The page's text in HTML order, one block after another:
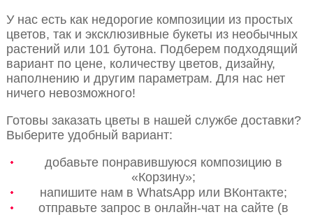
У нас есть как недорогие композиции из простых
цветов, так и эксклюзивные букеты из необычных
растений или 101 бутона. Подберем подходящий
вариант по цене, количеству цветов, дизайну,
наполнению и другим параметрам. Для нас нет
ничего невозможного!
Готовы заказать цветы в нашей службе доставки?
Выберите удобный вариант:
добавьте понравившуюся композицию в
«Корзину»;
напишите нам в WhatsApp или ВКонтакте;
отправьте запрос в онлайн-чат на сайте (в